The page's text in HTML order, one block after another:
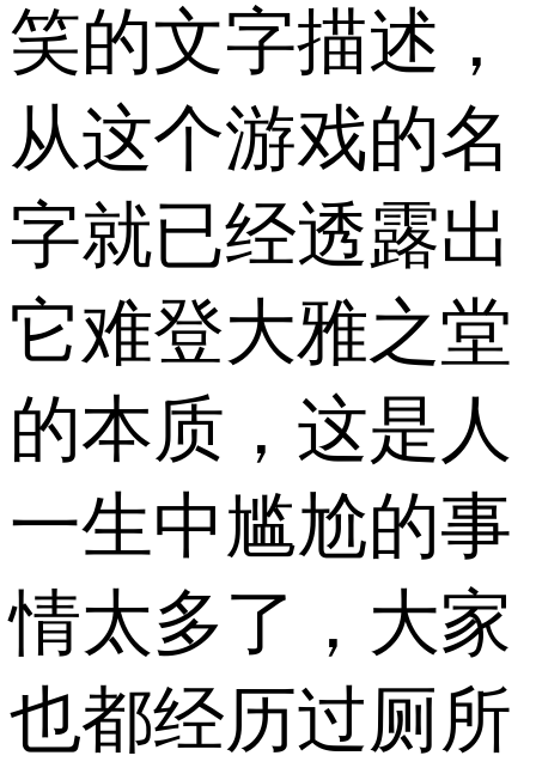
笑的文字描述，
从这个游戏的名
字就已经透露出
它难登大雅之堂
的本质，这是人
一生中尴尬的事
情太多了，大家
也都经历过厕所